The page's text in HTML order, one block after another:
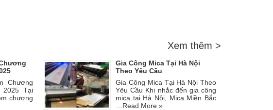
Xem thêm >
Chương
Tại
chương
Gia Công Mica Tại Hà Nội
Theo Yêu Cầu
Gia Công Mica Tại Hà Nội Theo
Yêu Cầu Khi nhắc đến gia công
mica tại Hà Nội, Mica Miền Bắc
Read More »